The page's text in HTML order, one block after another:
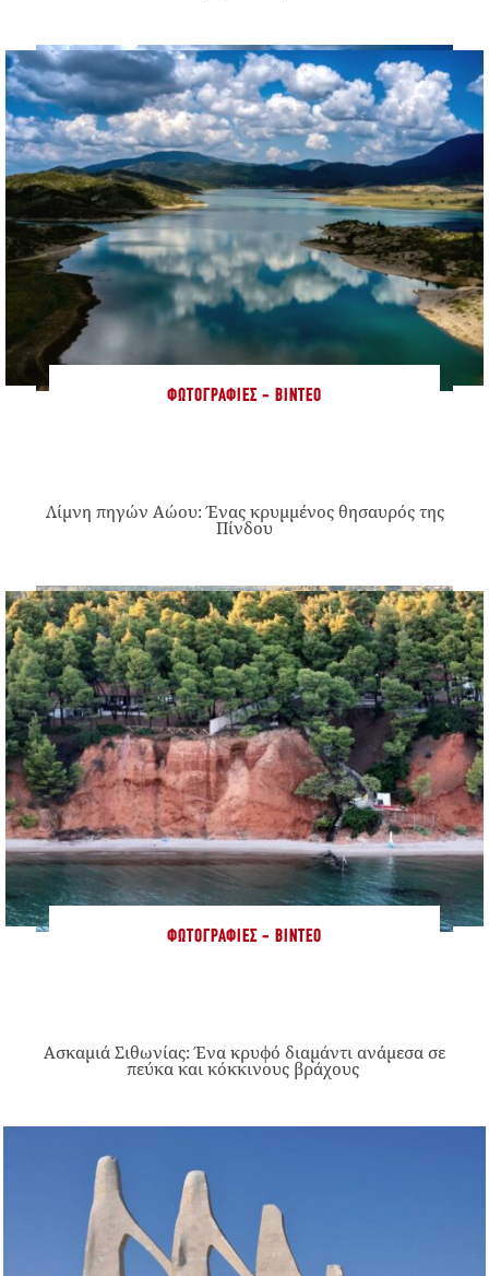
ΦΩΤΟΓΡΑΦΊΕΣ - ΒΊΝΤΕΟ
Λίμνη πηγών Αώου: Ένας κρυμμένος θησαυρός της
Πίνδου
ΦΩΤΟΓΡΑΦΊΕΣ - ΒΊΝΤΕΟ
Ασκαμιά Σιθωνίας: Ένα κρυφό διαμάντι ανάμεσα σε
πεύκα και κόκκινους βράχους